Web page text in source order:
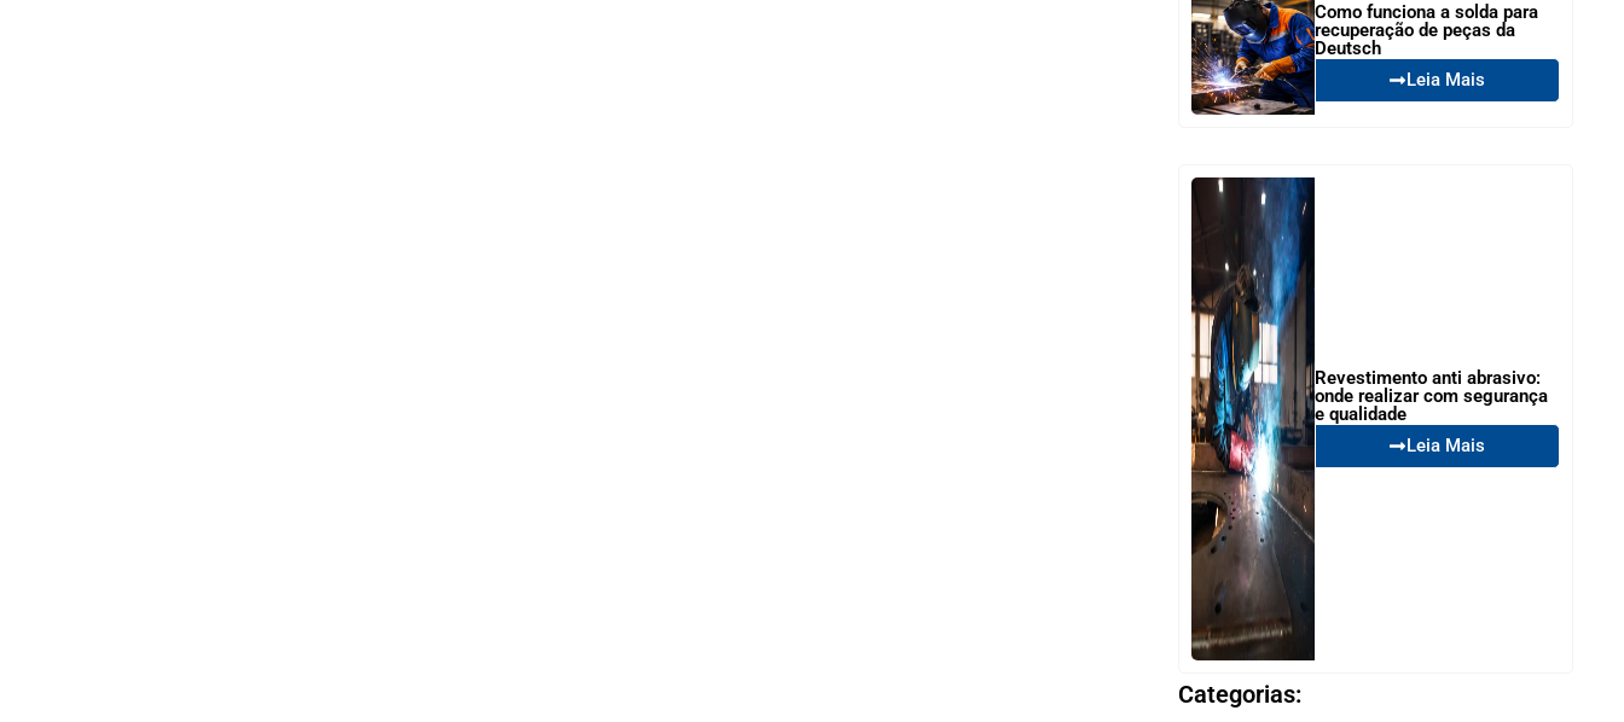
Como funciona a solda para
recuperação de peças da
Deutsch
Leia Mais
Revestimento anti abrasivo:
onde realizar com segurança
e qualidade
Leia Mais
Categorias: